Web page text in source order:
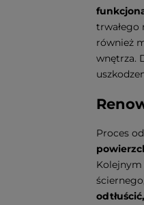
trwałego
również
wnętrza.
Proces
Kolejnym